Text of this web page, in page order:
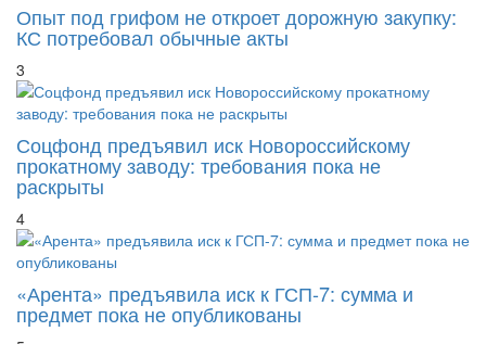
Опыт под грифом не откроет дорожную закупку:
КС потребовал обычные акты
3
Соцфонд предъявил иск Новороссийскому
прокатному заводу: требования пока не
раскрыты
4
«Арента» предъявила иск к ГСП-7: сумма и
предмет пока не опубликованы